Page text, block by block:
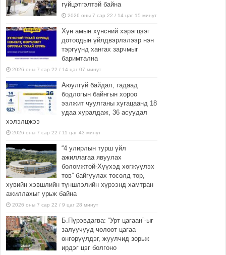
гүйцэтгэлтэй байна
2026 оны 7 сар 22 / 14 цаг 15 минут
Хүн амын хүнсний хэрэгцээг
дотоодын үйлдвэрлэлээр нэн
тэргүүнд хангах зарчмыг
баримтална
2026 оны 7 сар 22 / 14 цаг 07 минут
Аюулгүй байдал, гадаад
бодлогын байнгын хороо
ээлжит чуулганы хугацаанд 18
удаа хуралдаж, 36 асуудал
хэлэлцжээ
2026 оны 7 сар 22 / 11 цаг 43 минут
“4 улирлын турш үйл
ажиллагаа явуулах
боломжтой-Хүүхэд хөгжүүлэх
төв” байгуулах төсөлд төр,
хувийн хэвшлийн түншлэлийн хүрээнд хамтран
ажиллахыг урьж байна
2026 оны 7 сар 22 / 9 цаг 28 минут
Б.Пүрэвдагва: “Урт цагаан”-ыг
залуучууд чөлөөт цагаа
өнгөрүүлдэг, жуулчид зорьж
ирдэг цэг болгоно